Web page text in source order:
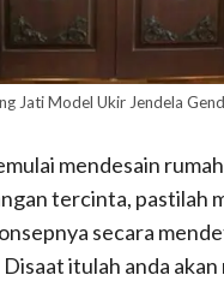
Jati Model Ukir Jendela
mendesain
tercinta, pastilah
secara
itulah anda